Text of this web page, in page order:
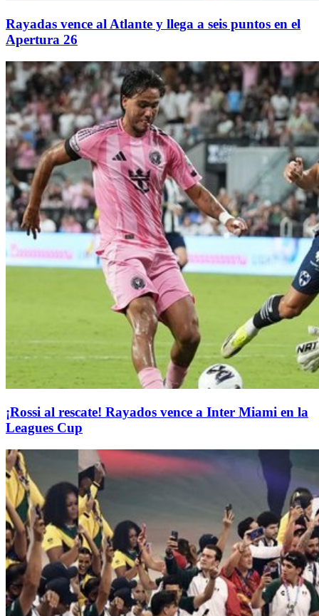
Rayadas vence al Atlante y llega a seis puntos en el
Apertura 26
¡Rossi al rescate! Rayados vence a Inter Miami en la
Leagues Cup